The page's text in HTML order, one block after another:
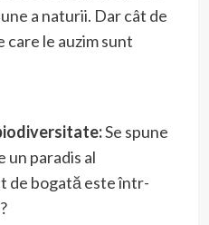
a naturii. Dar cât de
le auzim sunt
Se spune
un paradis al
de bogată este într-